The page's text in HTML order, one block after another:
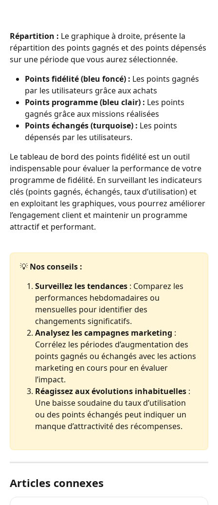
Répartition : Le graphique à droite, présente la
répartition des points gagnés et des points dépensés
sur une période que vous aurez sélectionnée.
Points fidélité (bleu foncé) : Les points gagnés
par les utilisateurs grâce aux achats
Points programme (bleu clair) : Les points
gagnés grâce aux missions réalisées
Points échangés (turquoise) : Les points
dépensés par les utilisateurs.
Le tableau de bord des points fidélité est un outil
indispensable pour évaluer la performance de votre
programme de fidélité. En surveillant les indicateurs
clés (points gagnés, échangés, taux d’utilisation) et
en exploitant les graphiques, vous pourrez améliorer
l’engagement client et maintenir un programme
attractif et performant.
💡 Nos conseils :
Surveillez les tendances : Comparez les
performances hebdomadaires ou
mensuelles pour identifier des
changements significatifs.
Analysez les campagnes marketing :
Corrélez les périodes d’augmentation des
points gagnés ou échangés avec les actions
marketing en cours pour en évaluer
l’impact.
Réagissez aux évolutions inhabituelles :
Une baisse soudaine du taux d’utilisation
ou des points échangés peut indiquer un
manque d’attractivité des récompenses.
Articles connexes